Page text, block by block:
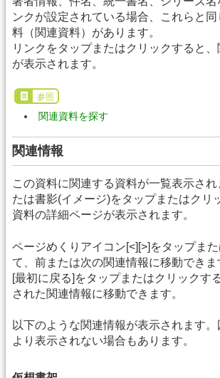
ンクが設定されている場合、これらと
料（関連資料）があります。
リンクをタップまたはクリックすると
が表示されます。
参照
関連資料を探す
関連情報
この資料に関連する資料が一覧表示され
たは書影(イメージ)をタップまたはクリ
資料の詳細ページが表示されます。
ページめくりアイコン[<][>]をタップま
て、前または次の関連情報に移動できま
[最初に戻る]をタップまたはクリックす
された関連情報に移動できます。
以下のような関連情報が表示されます
より表示されない場合もあります。